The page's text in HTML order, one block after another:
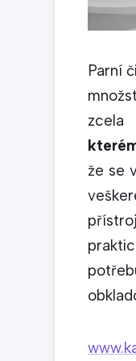
Parní
zcela
že se